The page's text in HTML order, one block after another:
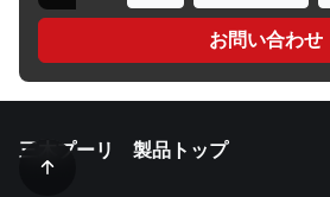
お問い合わせ
三木プーリ 製品トップ